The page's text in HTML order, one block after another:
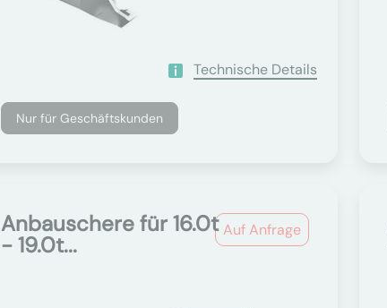
Technische Details
Nur für Geschäftskunden
Auf Anfrage
Anbauschere für 16.0t
- 19.0t...